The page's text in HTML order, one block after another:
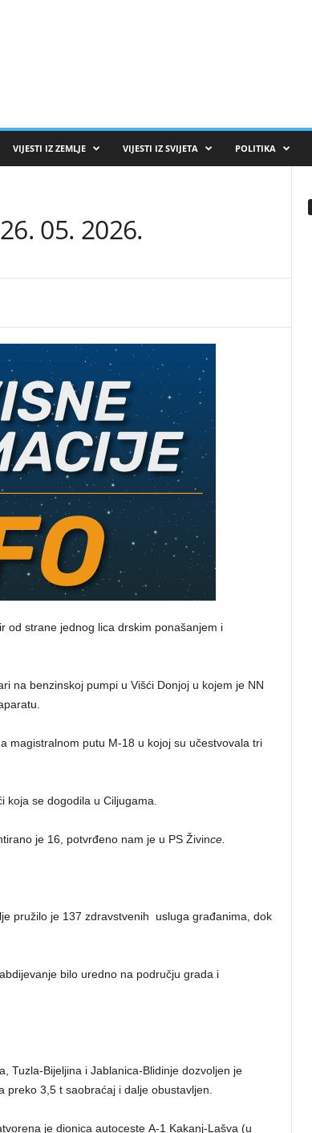
VIJESTI IZ ZEMLJE VIJESTI IZ SVIJETA POLITIKA
05. 2026.
od strane jednog lica drskim ponašanjem i
na benzinskoj pumpi u Višći Donjoj u kojem je NN
magistralnom putu M-18 u kojoj su učestvovala tri
koja se dogodila u Ciljugama.
je 16, potvrđeno nam je u PS Živince.
pružilo je 137 zdravstvenih usluga građanima, dok
bilo uredno na području grada i
Tuzla-Bijeljina i Jablanica-Blidinje dozvoljen je
3,5 t saobraćaj i dalje obustavljen.
je dionica autoceste A-1 Kakanj-Lašva (u